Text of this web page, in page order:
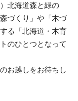
北海道森と緑の
づくり」や「木づ
る「北海道・木育
のひとつとなって
お越しをお待ちし